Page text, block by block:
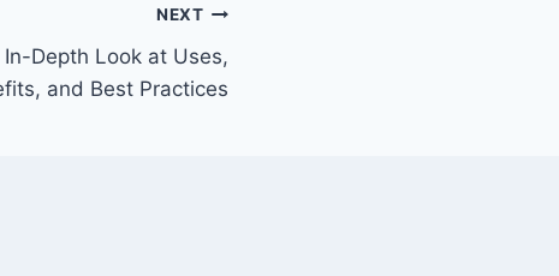
NEXT
Depth Look at Uses,
and Best Practices